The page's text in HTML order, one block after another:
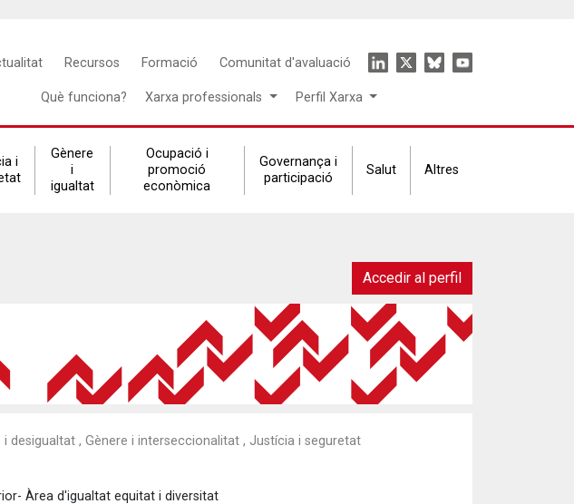
Recursos Formació Comunitat d'avaluació
Icon
menu
Què funciona? Xarxa professionals Perfil Xarxa
i
Gènere
i
igualtat
Ocupació i
promoció
econòmica
Governança i
participació
Salut Altres
Accedir al perfil
desigualtat , Gènere i interseccionalitat , Justícia i seguretat
Àrea d'igualtat equitat i diversitat